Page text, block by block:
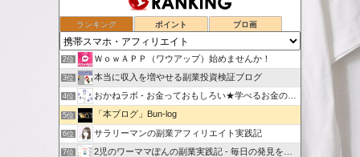
ランキング ポイント ブロ画
1位 スマホでポイ活
2位 ＷｏｗＡＰＰ（ワウアップ）始めませんか！
3位 本当に収入を増やせる副業投資検証ブログ
4位 おかねラボ - お金っておもしろい★学べるお金の勉強ブログ
5位 「本ブログ」Bun-log
6位 サラリーマンの副業アフィリエイト実践記
7位 2児のワーママぽんの副業実践記 - 毎日の発見を記録していく